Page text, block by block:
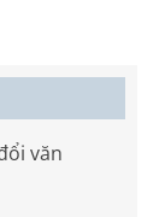
văn